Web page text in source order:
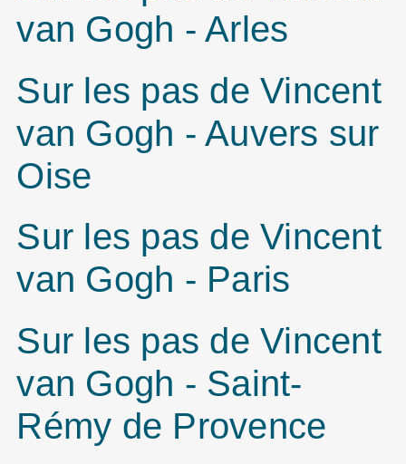
van Gogh - Arles
Sur les pas de Vincent
van Gogh - Auvers sur
Oise
Sur les pas de Vincent
van Gogh - Paris
Sur les pas de Vincent
van Gogh - Saint-
Rémy de Provence